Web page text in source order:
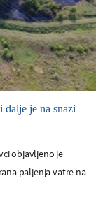
dalje je na snazi
objavljeno je
paljenja vatre na